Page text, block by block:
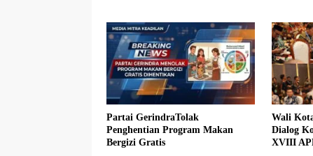
Partai GerindraTolak
Penghentian Program Makan
Bergizi Gratis
Wali
Dialog
XVIII